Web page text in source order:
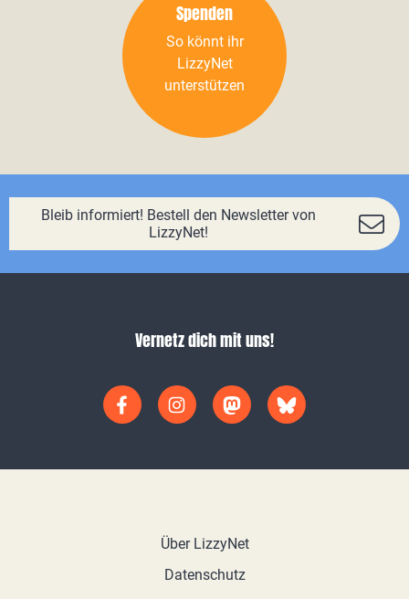
Spenden
So könnt ihr
LizzyNet
unterstützen
Bleib informiert! Bestell den Newsletter von
LizzyNet!
Vernetz dich mit uns!
Über LizzyNet
Datenschutz